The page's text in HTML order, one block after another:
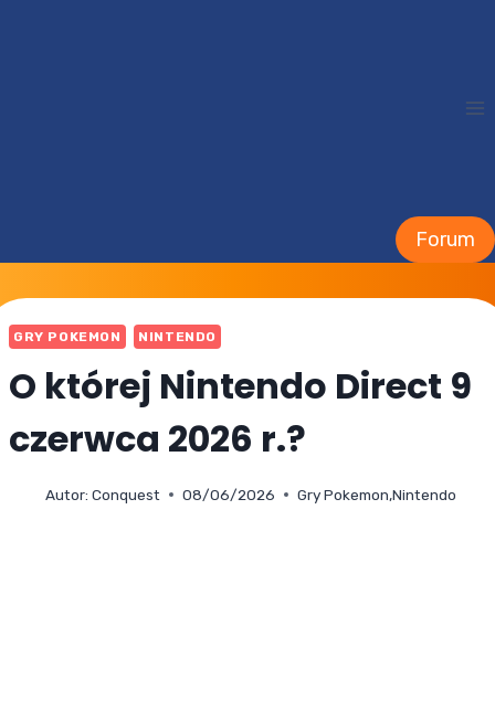
Forum
GRY POKEMON NINTENDO
O której Nintendo Direct 9
czerwca 2026 r.?
Autor: Conquest 08/06/2026 Gry Pokemon,Nintendo